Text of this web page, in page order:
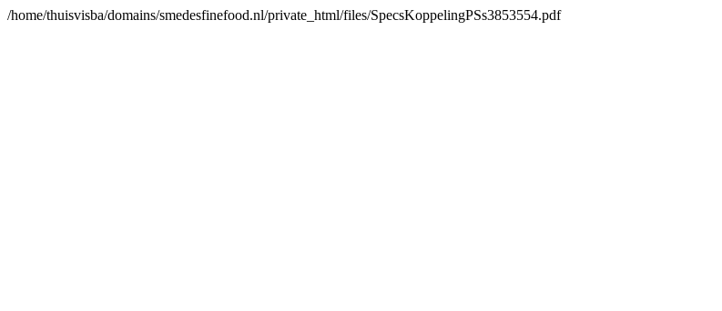
/home/thuisvisba/domains/smedesfinefood.nl/private_html/files/SpecsKoppelingPSs3853554.pdf